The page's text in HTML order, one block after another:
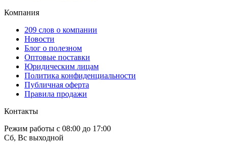
Компания
209 слов о компании
Новости
Блог о полезном
Оптовые поставки
Юридическим лицам
Политика конфиденциальности
Публичная оферта
Правила продажи
Контакты
Режим работы с 08:00 до 17:00
Сб, Вс выходной